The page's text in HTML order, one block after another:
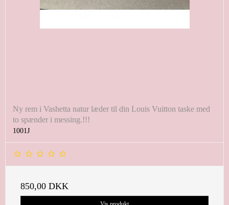
Ny rem i Vashetta natur læder til din Louis Vuitton taske med
to spænder i messing.!!!
1001J
850,00 DKK